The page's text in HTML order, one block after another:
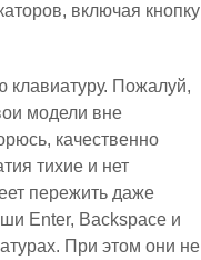
включая кнопку
клавиатуру. Пожалуй,
модели вне
качественно
тихие и нет
пережить даже
Enter, Backspace и
При этом они не